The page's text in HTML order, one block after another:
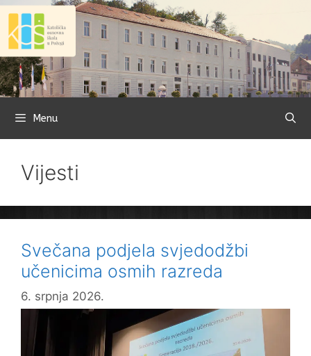
Preskoči
sadržaj
Menu
Vijesti
Svečana podjela svjedodžbi
učenicima osmih razreda
6. srpnja 2026.